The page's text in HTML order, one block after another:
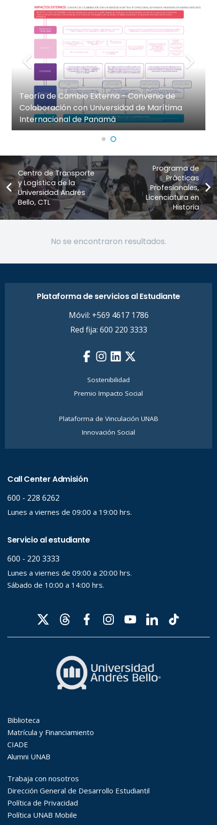
Teoría de Cambio Externa - Convenio de
Colaboración con Universidad de Marítima
Internacional de Panamá
Centro de Transporte
y Logística de la
Universidad Andrés
Bello, CTL
Programa de
Prácticas
Profesionales,
Licenciatura en
Historia
No se encontraron resultados.